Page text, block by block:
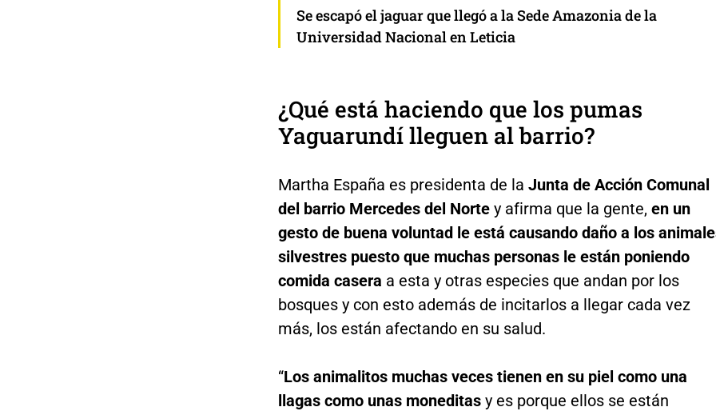
Se escapó el jaguar que llegó a la Sede Amazonia de la
Universidad Nacional en Leticia
¿Qué está haciendo que los pumas
Yaguarundí lleguen al barrio?
Martha España es presidenta de la Junta de Acción Comunal
del barrio Mercedes del Norte y afirma que la gente, en un
gesto de buena voluntad le está causando daño a los
silvestres puesto que muchas personas le están poniendo
comida casera a esta y otras especies que andan por los
bosques y con esto además de incitarlos a llegar cada vez
más, los están afectando en su salud.
“Los animalitos muchas veces tienen en su piel como una
llagas como unas moneditasy es porque ellos se están